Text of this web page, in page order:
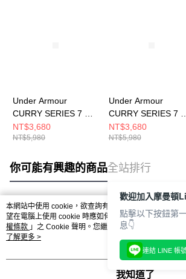
Under Armour
CURRY SERIES 7 男
女 籃球鞋 3027983-
099
NT$3,680
NT$5,980
Under Armour
CURRY SERIES 7 男
女 籃球鞋 3027983-
390
NT$3,680
NT$5,980
你可能有興趣的商品全站排行
熱門標籤
本網站中使用 cookie，欲查詢有關本網站使用 cookie 方
望在電腦上使用 cookie 時應如何變更電腦的 cookie 設
權條款 」之 Cookie 聲明。您繼續使用本網站即表示您
用條款之 Cookie 聲明使用 cookie。
了解更多 >
我知道了
歡迎加入摩曼頓
點擊以下按鈕第
息👇
連結 LINE 帳